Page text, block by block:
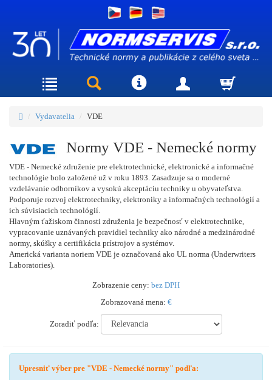
Vydavatelia VDE
Normy VDE - Nemecké normy
VDE - Nemecké združenie pre elektrotechnické, elektronické a informačné
technológie bolo založené už v roku 1893. Zasadzuje sa o moderné
vzdelávanie odborníkov a vysokú akceptáciu techniky u obyvateľstva.
Podporuje rozvoj elektrotechniky, elektroniky a informačných technológií a
ich súvisiacich technológií.
Hlavným ťažiskom činnosti združenia je bezpečnosť v elektrotechnike,
vypracovanie uznávaných pravidiel techniky ako národné a medzinárodné
normy, skúšky a certifikácia prístrojov a systémov.
Americká varianta noriem VDE je označovaná ako UL norma (Underwriters
Laboratories).
Zobrazenie ceny: bez DPH
Zobrazovaná mena: €
Zoradiť podľa:
Upresniť výber pre "VDE - Nemecké normy" podľa: